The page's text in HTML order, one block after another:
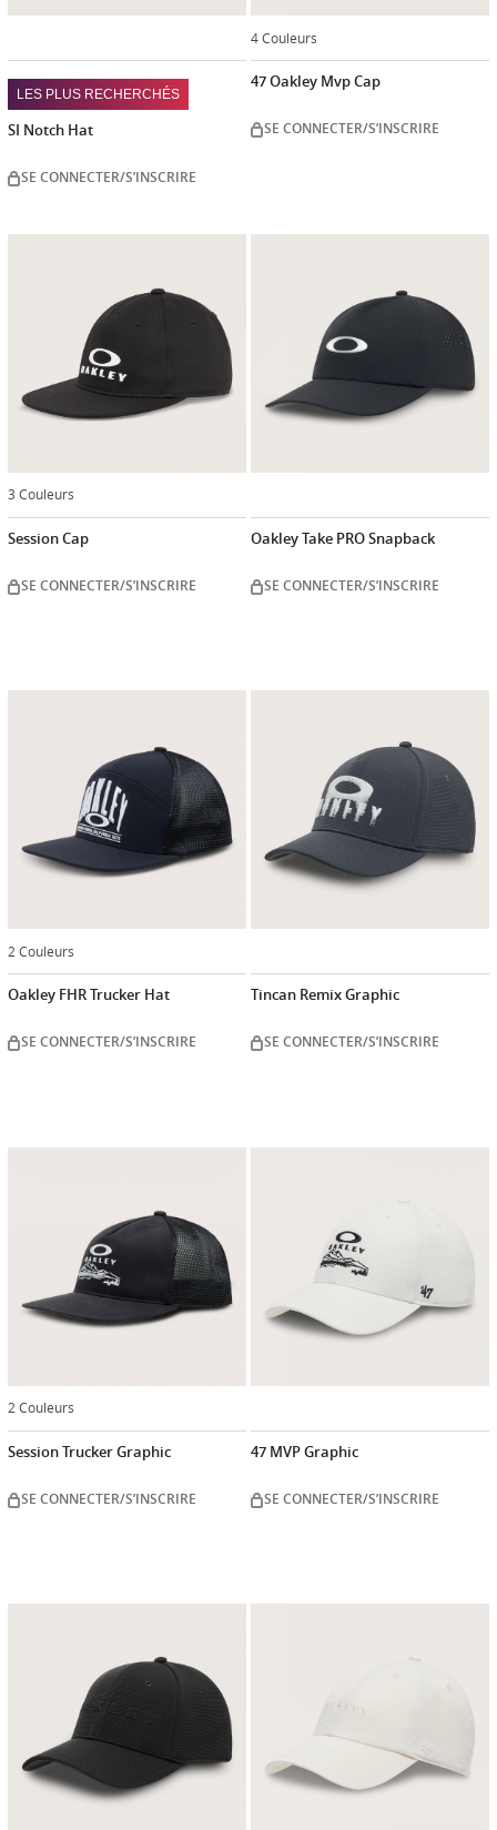
LES PLUS RECHERCHÉS
SI Notch Hat
SE CONNECTER/S’INSCRIRE
4 Couleurs
47 Oakley Mvp Cap
SE CONNECTER/S’INSCRIRE
3 Couleurs
Session Cap
SE CONNECTER/S’INSCRIRE
Oakley Take PRO Snapback
SE CONNECTER/S’INSCRIRE
2 Couleurs
Oakley FHR Trucker Hat
SE CONNECTER/S’INSCRIRE
Tincan Remix Graphic
SE CONNECTER/S’INSCRIRE
2 Couleurs
Session Trucker Graphic
SE CONNECTER/S’INSCRIRE
47 MVP Graphic
SE CONNECTER/S’INSCRIRE